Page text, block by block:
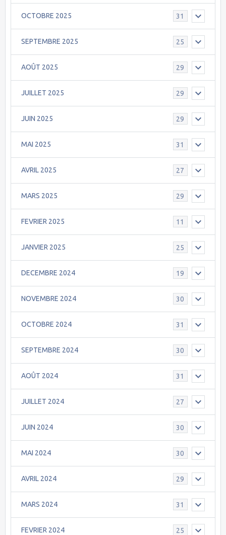
OCTOBRE 2025 31
SEPTEMBRE 2025 25
AOÛT 2025 29
JUILLET 2025 29
JUIN 2025 29
MAI 2025 31
AVRIL 2025 27
MARS 2025 29
FEVRIER 2025 11
JANVIER 2025 25
DECEMBRE 2024 19
NOVEMBRE 2024 30
OCTOBRE 2024 31
SEPTEMBRE 2024 30
AOÛT 2024 31
JUILLET 2024 27
JUIN 2024 30
MAI 2024 30
AVRIL 2024 29
MARS 2024 31
FEVRIER 2024 25